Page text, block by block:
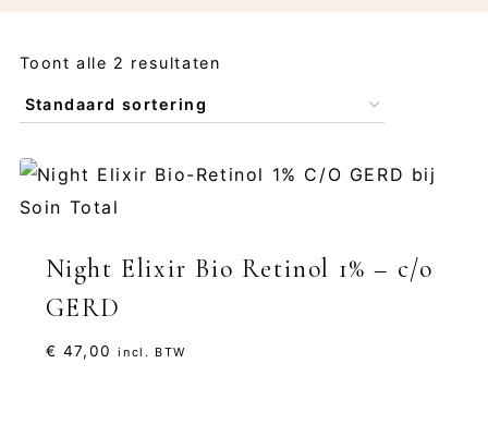
Toont alle 2 resultaten
Night Elixir Bio Retinol 1% – c/o
GERD
€ 47,00 incl. BTW